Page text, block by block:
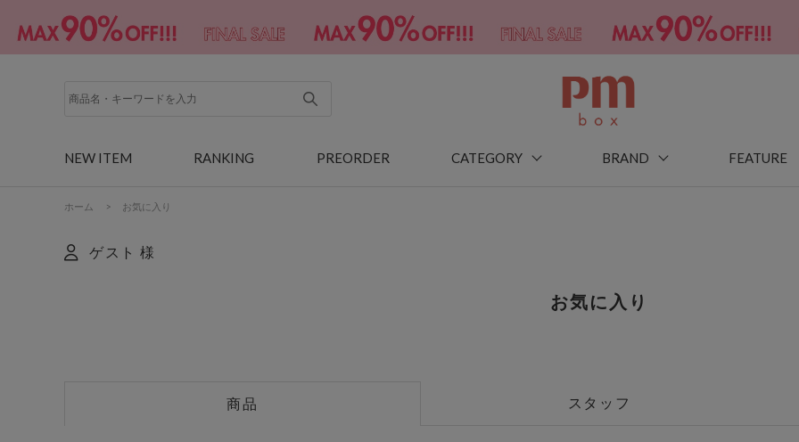
NEW ITEM RANKING PREORDER CATEGORY BRAND FEATURE
ホーム > お気に入り
ゲスト 様
お気に入り
商品 スタッフ